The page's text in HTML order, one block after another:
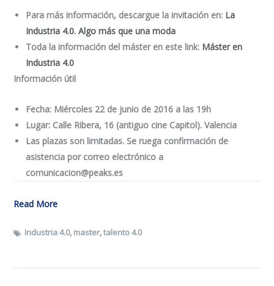
Para más información, descargue la invitación en: La
Industria 4.0. Algo más que una moda
Toda la información del máster en este link: Máster en
Industria 4.0
Información útil
Fecha: Miércoles 22 de junio de 2016 a las 19h
Lugar: Calle Ribera, 16 (antiguo cine Capitol). Valencia
Las plazas son limitadas. Se ruega confirmación de
asistencia por correo electrónico a
comunicacion@peaks.es
Read More
Industria 4.0, master,talento 4.0